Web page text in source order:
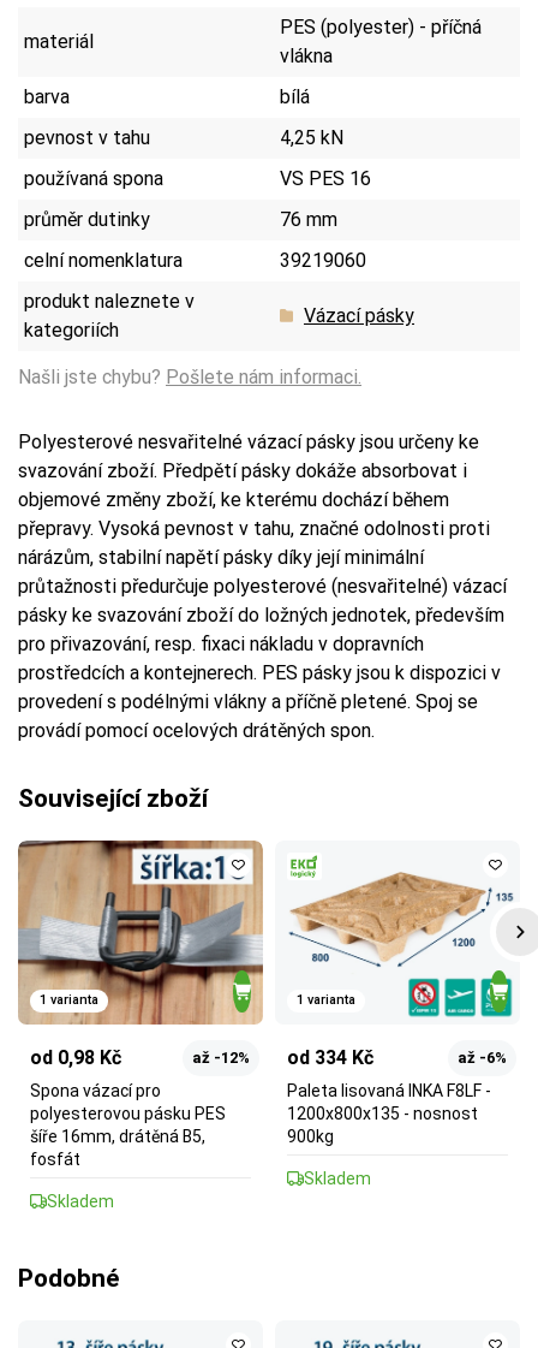
materiál
PES (polyester) - příčná
vlákna
barva
bílá
pevnost v tahu
4,25 kN
používaná spona
VS PES 16
průměr dutinky
76 mm
celní nomenklatura
39219060
produkt naleznete v
kategoriích
Vázací pásky
Našli jste chybu? Pošlete nám informaci.
Polyesterové nesvařitelné vázací pásky jsou určeny ke
svazování zboží. Předpětí pásky dokáže absorbovat i
objemové změny zboží, ke kterému dochází během
přepravy. Vysoká pevnost v tahu, značné odolnosti proti
nárázům, stabilní napětí pásky díky její minimální
průtažnosti předurčuje polyesterové (nesvařitelné) vázací
pásky ke svazování zboží do ložných jednotek, především
pro přivazování, resp. fixaci nákladu v dopravních
prostředcích a kontejnerech. PES pásky jsou k dispozici v
provedení s podélnými vlákny a příčně pletené. Spoj se
provádí pomocí ocelových drátěných spon.
Související zboží
1 varianta
od 0,98 Kč až -12%
Spona vázací pro
polyesterovou pásku PES
šíře 16mm, drátěná B5,
fosfát
Skladem
1 varianta
od 334 Kč až -6%
Paleta lisovaná INKA F8LF -
1200x800x135 - nosnost
900kg
Skladem
Podobné